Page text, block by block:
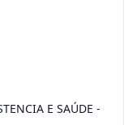
E SAÚDE -